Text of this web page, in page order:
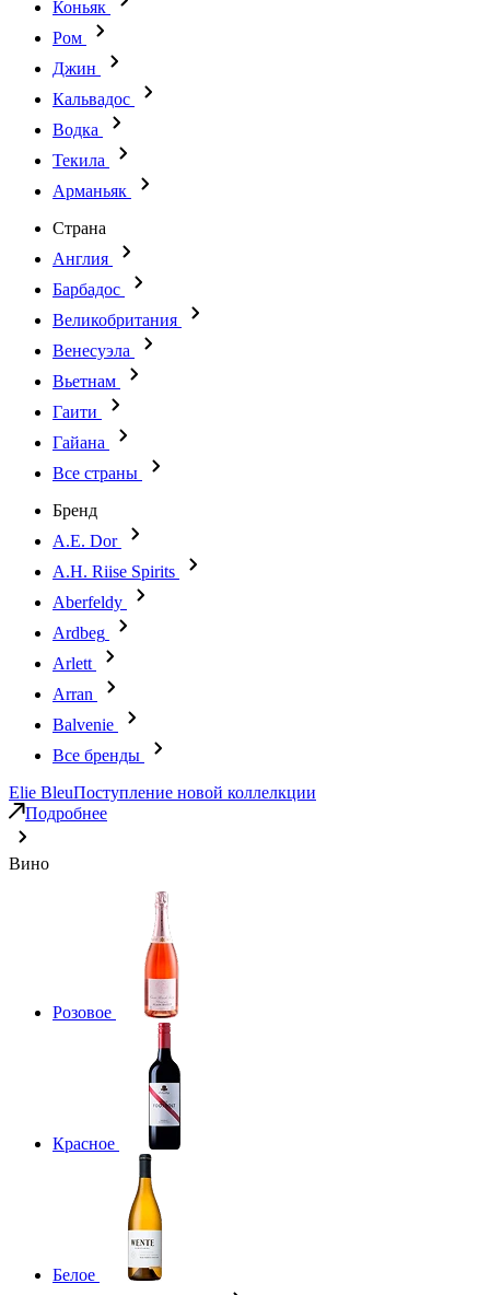
Коньяк
Ром
Джин
Кальвадос
Водка
Текила
Арманьяк
Страна
Англия
Барбадос
Великобритания
Венесуэла
Вьетнам
Гаити
Гайана
Все страны
Бренд
A.E. Dor
A.H. Riise Spirits
Aberfeldy
Ardbeg
Arlett
Arran
Balvenie
Все бренды
Elie BleuПоступление новой коллелкции
Подробнее
Вино
Розовое
Красное
Белое